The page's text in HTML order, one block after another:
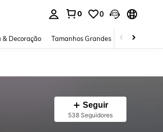
0 0
& Decoração Tamanhos Grandes Joias e
Seguir
538 Seguidores